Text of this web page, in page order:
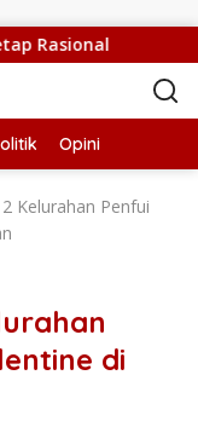
Rasional
Opini
Kelurahan Penfui
di